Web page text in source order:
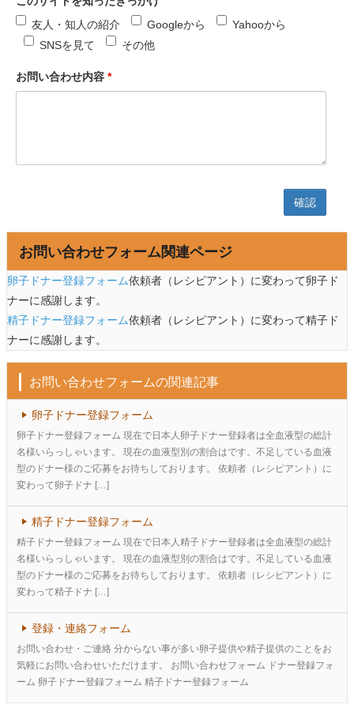
友人・知人の紹介
Googleから
Yahooから
SNSを見て
その他
お問い合わせ内容 *
お問い合わせフォーム関連ページ
卵子ドナー登録フォーム依頼者（レシピアント）に変わって卵子ド
ナーに感謝します。
精子ドナー登録フォーム依頼者（レシピアント）に変わって精子ド
ナーに感謝します。
お問い合わせフォームの関連記事
卵子ドナー登録フォーム
卵子ドナー登録フォーム 現在で日本人卵子ドナー登録者は全血液型の総計
名様いらっしゃいます。 現在の血液型別の割合はです。不足している血液
型のドナー様のご応募をお待ちしております。 依頼者（レシピアント）に
変わって卵子ドナ […]
精子ドナー登録フォーム
精子ドナー登録フォーム 現在で日本人精子ドナー登録者は全血液型の総計
名様いらっしゃいます。 現在の血液型別の割合はです。不足している血液
型のドナー様のご応募をお待ちしております。 依頼者（レシピアント）に
変わって精子ドナ […]
登録・連絡フォーム
お問い合わせ・ご連絡 分からない事が多い卵子提供や精子提供のことをお
気軽にお問い合わせいただけます。 お問い合わせフォーム ドナー登録フォ
ーム 卵子ドナー登録フォーム 精子ドナー登録フォーム